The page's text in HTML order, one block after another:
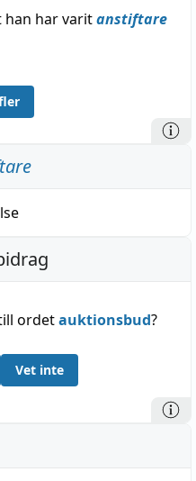
han har varitanstiftare
ordetauktionsbud?
Vet inte